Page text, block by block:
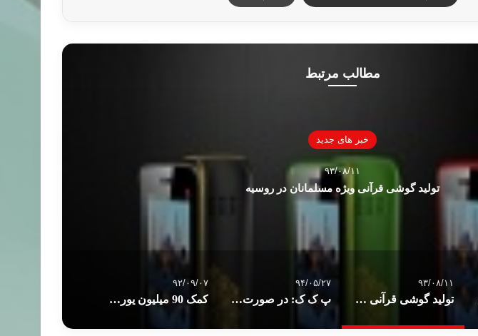
مطالب مرتبط
خبر های جدید
۹۳/۰۸/۱۱
تولید گوشی قرآنی ویژه مسلمانان در روسیه
۹۳/۰۸/۱۱
تولید گوشی قرآنی ویژه مسلمانان در روسیه
۹۴/۰۵/۲۷
پ ک ک: در صورت میانجیگری آمریکا حاضر به پذیرش آتش بس هستیم
۹۲/۰۹/۰۷
کمک 90 میلیون یورویی به ملت مصر یا کودتاگران؟!